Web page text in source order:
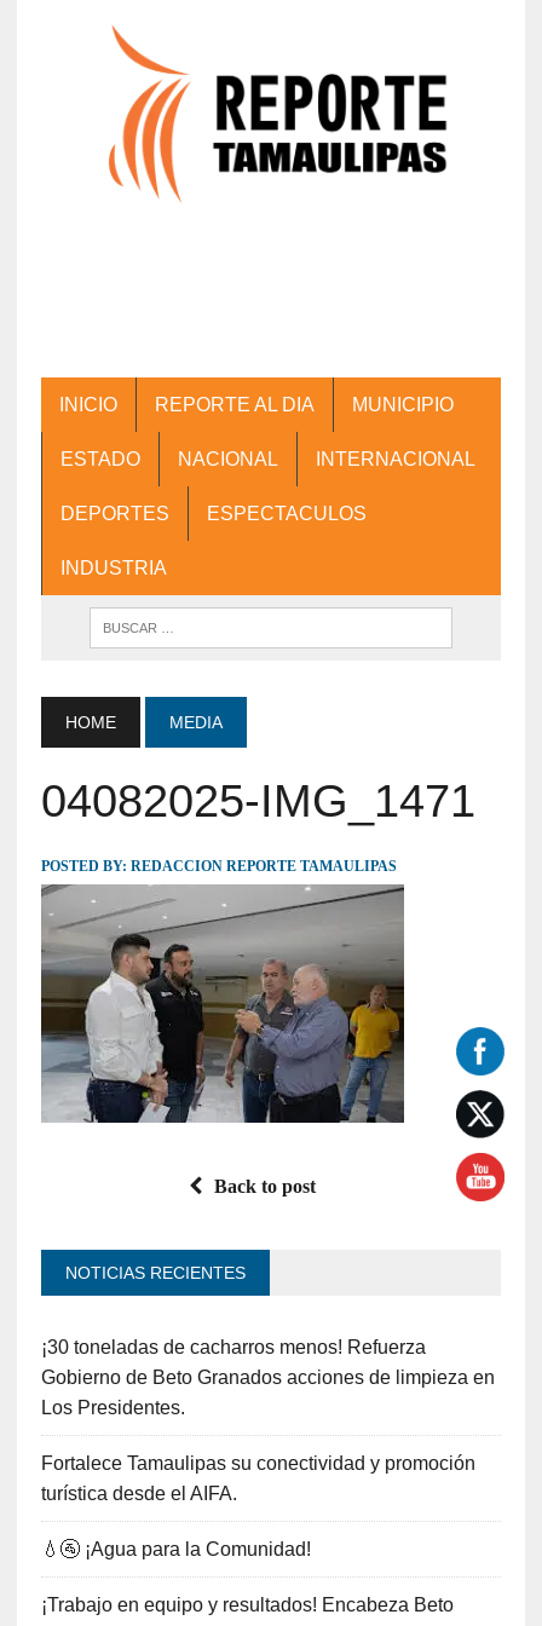
INICIO REPORTE AL DIA MUNICIPIO
ESTADO NACIONAL INTERNACIONAL
DEPORTES ESPECTACULOS
INDUSTRIA
HOME MEDIA
04082025-IMG_1471
POSTED BY: REDACCION REPORTE TAMAULIPAS
Back to post
NOTICIAS RECIENTES
¡30 toneladas de cacharros menos! Refuerza
Gobierno de Beto Granados acciones de limpieza en
Los Presidentes.
Fortalece Tamaulipas su conectividad y promoción
turística desde el AIFA.
💧🚰 ¡Agua para la Comunidad!
¡Trabajo en equipo y resultados! Encabeza Beto